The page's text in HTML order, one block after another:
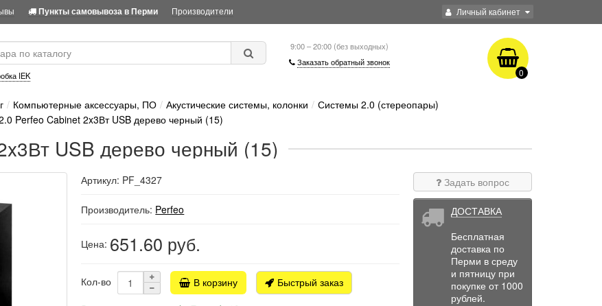
Личный кабинет
Пункты самовывоза в Перми Производители
IEK
9:00 – 20:00 (без выходных)
Заказать обратный звонок
0
Компьютерные аксессуары, ПО Акустические системы, колонки
Системы 2.0 (стереопары)
Perfeo Cabinet 2x3Вт USB дерево черный (15)
USB дерево черный (15)
Артикул: PF_4327
Производитель: Perfeo
Цена: 651.60 руб.
Кол-во В корзину
Быстрый заказ
Задать вопрос
ДОСТАВКА
Бесплатная
доставка по
Перми в среду
и пятницу при
покупке от 1000
рублей.